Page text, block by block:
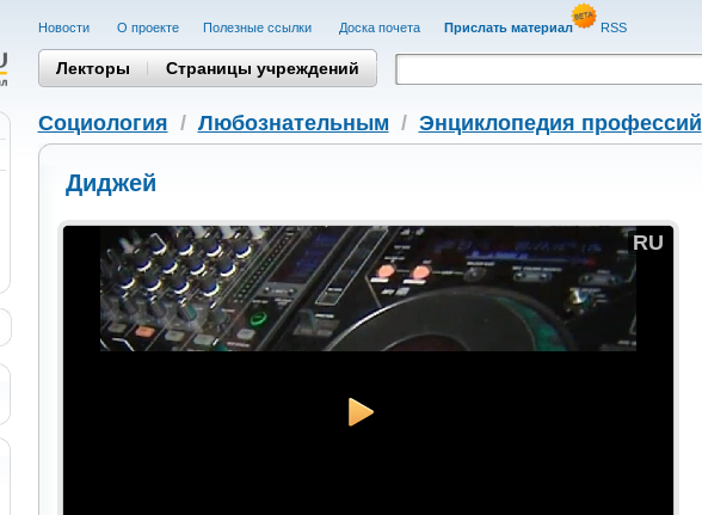
Новости О проекте Полезные cсылки Доска почета Прислать материал RSS
Лекторы Страницы учреждений
Социология / Любознательным / Энциклопедия профессий
Диджей
RU